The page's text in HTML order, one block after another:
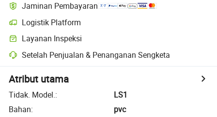
Jaminan Pembayaran
Logistik Platform
Layanan Inspeksi
Setelah Penjualan & Penanganan Sengketa
Atribut utama
Tidak. Model.:
LS1
Bahan:
pvc